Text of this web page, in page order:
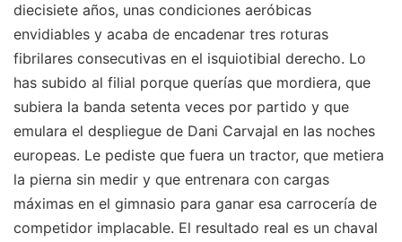
diecisiete años, unas condiciones aeróbicas
envidiables y acaba de encadenar tres roturas
fibrilares consecutivas en el isquiotibial derecho. Lo
has subido al filial porque querías que mordiera, que
subiera la banda setenta veces por partido y que
emulara el despliegue de Dani Carvajal en las noches
europeas. Le pediste que fuera un tractor, que metiera
la pierna sin medir y que entrenara con cargas
máximas en el gimnasio para ganar esa carrocería de
competidor implacable. El resultado real es un chaval